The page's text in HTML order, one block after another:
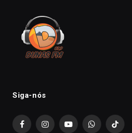
Siga-nós
FacebookInstagramYouTubeWhatsAppTikTok